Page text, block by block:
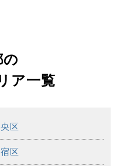
の
ア一覧
区
区